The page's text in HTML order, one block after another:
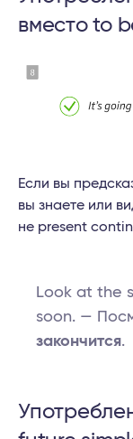
вместо to
Если вы
вы знаете или
не present
Look at the
soon. —
закончится.